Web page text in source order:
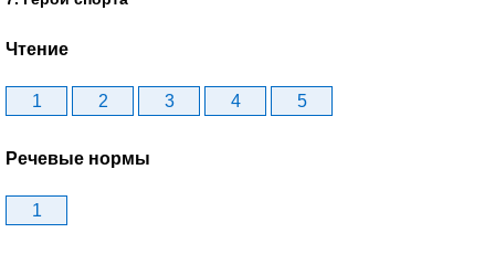
Чтение
1 2 3 4 5
Речевые нормы
1